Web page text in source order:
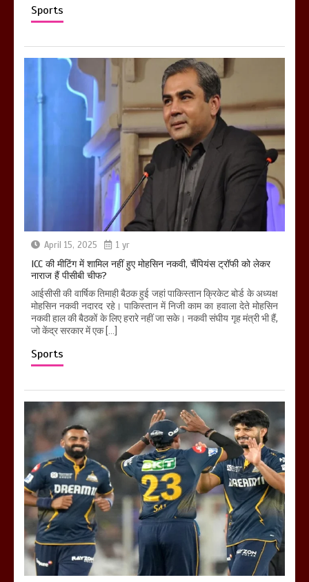
Sports
April 15, 2025 1 yr
ICC की मीटिंग में शामिल नहीं हुए मोहसिन नकवी, चैंपियंस ट्रॉफी को लेकर
नाराज हैं पीसीबी चीफ?
आईसीसी की वार्षिक तिमाही बैठक हुई जहां पाकिस्तान क्रिकेट बोर्ड के अध्यक्ष
मोहसिन नकवी नदारद रहे। पाकिस्तान में निजी काम का हवाला देते मोहसिन
नकवी हाल की बैठकों के लिए हरारे नहीं जा सके। नकवी संघीय गृह मंत्री भी हैं,
जो केंद्र सरकार में एक […]
Sports